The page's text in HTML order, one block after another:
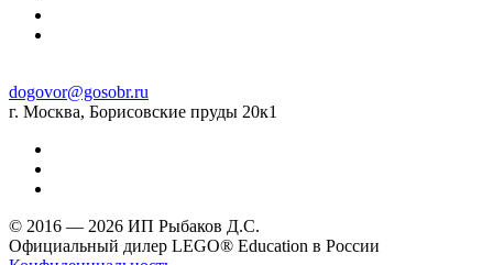
dogovor@gosobr.ru
г. Москва, Борисовские пруды 20к1
© 2016 — 2026 ИП Рыбаков Д.С.
Официальный дилер LEGO® Education в России